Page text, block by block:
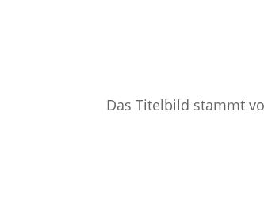
Das Titelbild stammt